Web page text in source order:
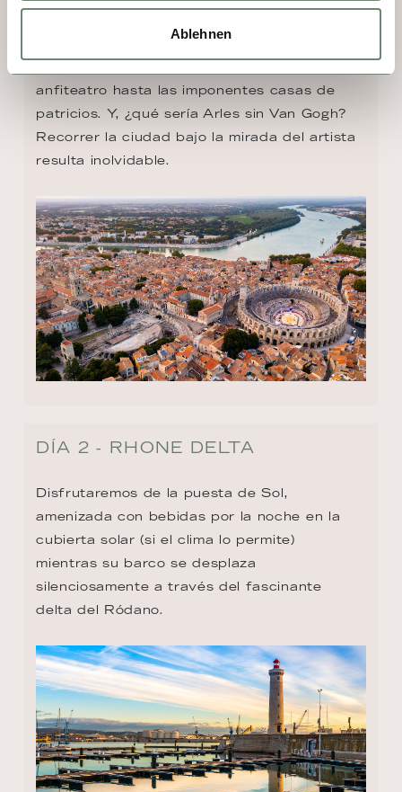
Ablehnen
del arte y conserva testimonios de una
anfiteatro hasta las imponentes casas de
patricios. Y, ¿qué sería Arles sin Van Gogh?
Recorrer la ciudad bajo la mirada del artista
resulta inolvidable.
DÍA 2 - RHONE DELTA
Disfrutaremos de la puesta de Sol,
amenizada con bebidas por la noche en la
cubierta solar (si el clima lo permite)
mientras su barco se desplaza
silenciosamente a través del fascinante
delta del Ródano.